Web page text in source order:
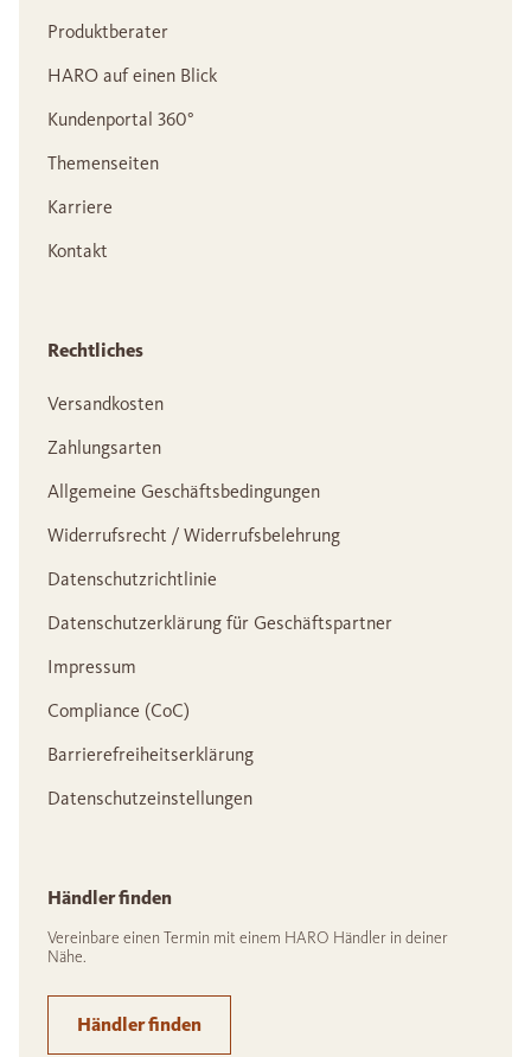
Produktberater
HARO auf einen Blick
Kundenportal 360°
Themenseiten
Karriere
Kontakt
Rechtliches
Versandkosten
Zahlungsarten
Allgemeine Geschäftsbedingungen
Widerrufsrecht / Widerrufsbelehrung
Datenschutzrichtlinie
Datenschutzerklärung für Geschäftspartner
Impressum
Compliance (CoC)
Barrierefreiheitserklärung
Datenschutzeinstellungen
Händler finden
Vereinbare einen Termin mit einem HARO Händler in deiner
Nähe.
Händler finden